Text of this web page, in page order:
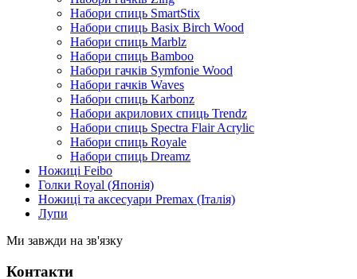
Набори спиць SmartStix
Набори спиць Basix Birch Wood
Набори спиць Marblz
Набори спиць Bamboo
Набори гачків Symfonie Wood
Набори гачків Waves
Набори спиць Karbonz
Набори акрилових спиць Trendz
Набори спиць Spectra Flair Acrylic
Набори спиць Royale
Набори спиць Dreamz
Ножиці Feibo
Голки Royal (Японія)
Ножиці та аксесуари Premax (Італія)
Лупи
Ми завжди на зв'язку
Контакти